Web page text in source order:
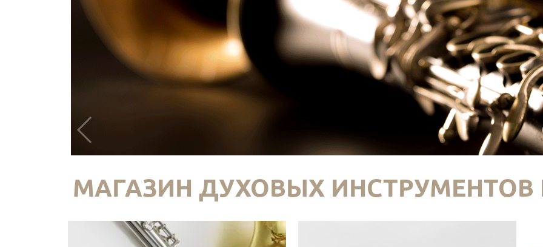
МАГАЗИН ДУХОВЫХ ИНСТРУМЕНТОВ